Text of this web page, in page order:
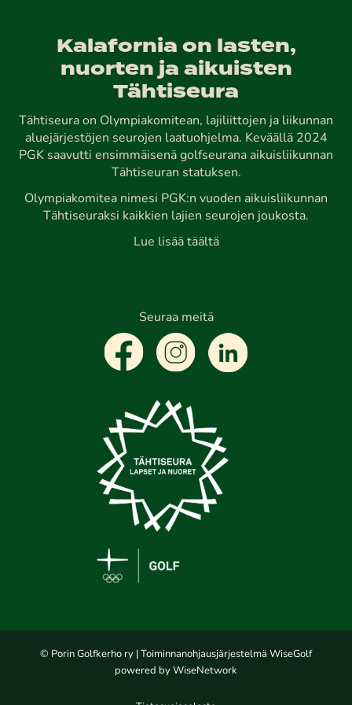
Kalafornia on lasten,
nuorten ja aikuisten
Tähtiseura
Tähtiseura on Olympiakomitean, lajiliittojen ja liikunnan
aluejärjestöjen seurojen laatuohjelma. Keväällä 2024
PGK saavutti ensimmäisenä golfseurana aikuisliikunnan
Tähtiseuran statuksen.
Olympiakomitea nimesi PGK:n vuoden aikuisliikunnan
Tähtiseuraksi kaikkien lajien seurojen joukosta.
Lue lisää täältä
Seuraa meitä
© Porin Golfkerho ry | Toiminnanohjausjärjestelmä WiseGolf
powered by WiseNetwork